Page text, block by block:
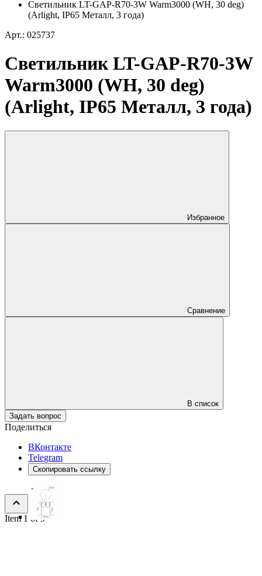
Светильник LT-GAP-R70-3W Warm3000 (WH, 30 deg)
(Arlight, IP65 Металл, 3 года)
Арт.: 025737
Светильник LT-GAP-R70-3W
Warm3000 (WH, 30 deg)
(Arlight, IP65 Металл, 3 года)
Избранное
Сравнение
В список
Задать вопрос
Поделиться
ВКонтакте
Telegram
Скопировать ссылку
Item 1 of 9